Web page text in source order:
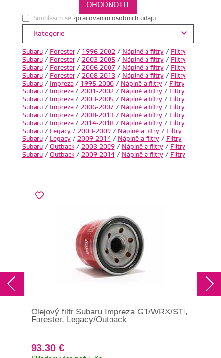
Souhlasim se zpracovanim osobnich udaju.
Kategorie
Subaru/ Forester/ 1996-2002 / Náplně a filtry/ Filtry
Subaru/ Forester/ 2003-2005/ Náplně a filtry/ Filtry
Subaru/ Forester/ 2006-2007/ Náplně a filtry/ Filtry
Subaru/ Forester/ 2008-2013/ Náplně a filtry/ Filtry
Subaru/ Impreza/ 1995-2000/ Náplně a filtry/ Filtry
Subaru/ Impreza/ 2001-2002 / Náplně a filtry/ Filtry
Subaru/ Impreza/ 2003-2005/ Náplně a filtry/ Filtry
Subaru/ Impreza/ 2006-2007/ Náplně a filtry/ Filtry
Subaru/ Impreza/ 2008-2013/ Náplně a filtry/ Filtry
Subaru/ Impreza/ 2014-2018/ Náplně a filtry/ Filtry
Subaru/ Legacy/ 2003-2009/ Náplně a filtry/ Filtry
Subaru/ Legacy/ 2009-2014/ Náplně a filtry/ Filtry
Subaru/ Outback/ 2003-2009/ Náplně a filtry/ Filtry
Subaru/ Outback/ 2009-2014/ Náplně a filtry/ Filtry
Olejový filtr Subaru Impreza GT/WRX/STI,
Forester, Legacy/Outback
93.30 €